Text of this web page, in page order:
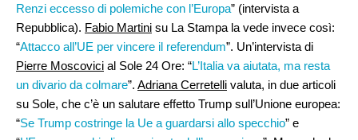
Renzi eccesso di polemiche con l’Europa” (intervista a
Repubblica). Fabio Martini su La Stampa la vede invece così:
“Attacco all’UE per vincere il referendum”. Un’intervista di
Pierre Moscovici al Sole 24 Ore: “L’Italia va aiutata, ma resta
un divario da colmare”. Adriana Cerretelli valuta, in due articoli
su Sole, che c’è un salutare effetto Trump sull’Unione europea:
“Se Trump costringe la Ue a guardarsi allo specchio” e